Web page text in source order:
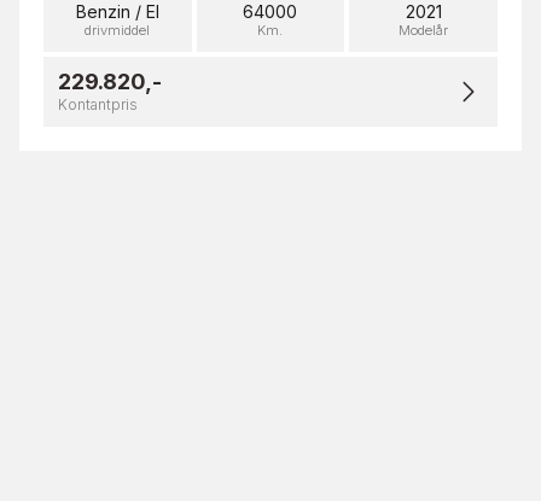
Benzin / El
drivmiddel
64000
Km.
2021
Modelår
229.820,-
Kontantpris